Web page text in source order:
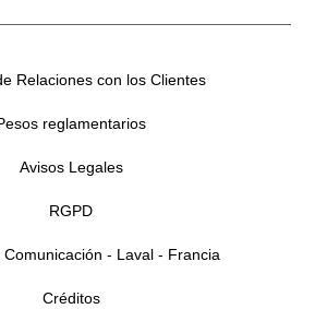
Relaciones con los Clientes
reglamentarios
Avisos Legales
RGPD
Comunicación - Laval - Francia
Créditos